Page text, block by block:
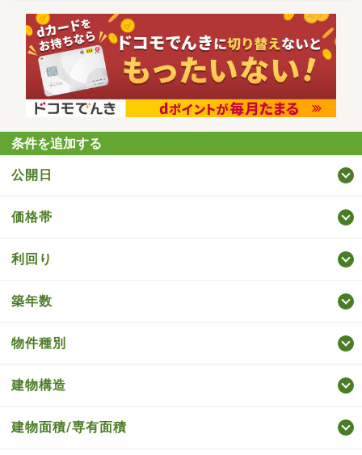
条件を追加する
公開日
価格帯
利回り
築年数
物件種別
建物構造
建物面積/専有面積